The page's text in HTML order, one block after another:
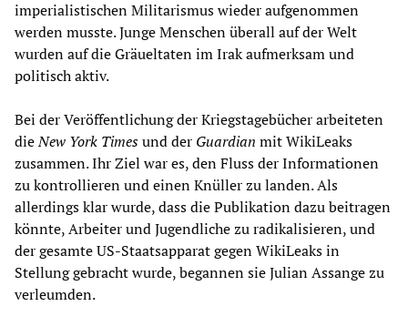
imperialistischen Militarismus wieder aufgenommen
werden musste. Junge Menschen überall auf der Welt
wurden auf die Gräueltaten im Irak aufmerksam und
politisch aktiv.
Bei der Veröffentlichung der Kriegstagebücher arbeiteten
dieNew York Timesund der Guardian mit WikiLeaks
zusammen. Ihr Ziel war es, den Fluss der Informationen
zu kontrollieren und einen Knüller zu landen. Als
allerdings klar wurde, dass die Publikation dazu beitragen
könnte, Arbeiter und Jugendliche zu radikalisieren, und
der gesamte US-Staatsapparat gegen WikiLeaks in
Stellung gebracht wurde, begannen sie Julian Assange zu
verleumden.